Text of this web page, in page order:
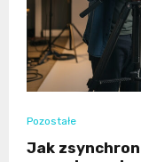
Pozostałe
Jak